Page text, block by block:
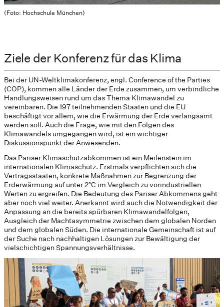
(Foto: Hochschule München)
Ziele der Konferenz für das Klima
Bei der UN-Weltklimakonferenz, engl. Conference of the Parties
(COP), kommen alle Länder der Erde zusammen, um verbindliche
Handlungsweisen rund um das Thema Klimawandel zu
vereinbaren. Die 197 teilnehmenden Staaten und die EU
beschäftigt vor allem, wie die Erwärmung der Erde verlangsamt
werden soll. Auch die Frage, wie mit den Folgen des
Klimawandels umgegangen wird, ist ein wichtiger
Diskussionspunkt der Anwesenden.
Das Pariser Klimaschutzabkommen ist ein Meilenstein im
internationalen Klimaschutz. Erstmals verpflichten sich die
Vertragsstaaten, konkrete Maßnahmen zur Begrenzung der
Erderwärmung auf unter 2°C im Vergleich zu vorindustriellen
Werten zu ergreifen. Die Bedeutung des Pariser Abkommens geht
aber noch viel weiter. Anerkannt wird auch die Notwendigkeit der
Anpassung an die bereits spürbaren Klimawandelfolgen,
Ausgleich der Machtasymmetrie zwischen dem globalen Norden
und dem globalen Süden. Die internationale Gemeinschaft ist auf
der Suche nach nachhaltigen Lösungen zur Bewältigung der
vielschichtigen Spannungsverhältnisse.